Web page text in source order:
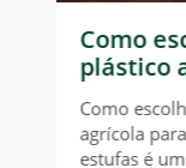
El